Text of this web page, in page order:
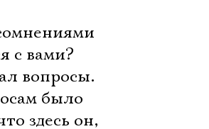
с вами?
вопросы.
было
здесь он,
Имя